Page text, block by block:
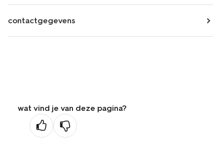
contactgegevens
wat vind je van deze pagina?